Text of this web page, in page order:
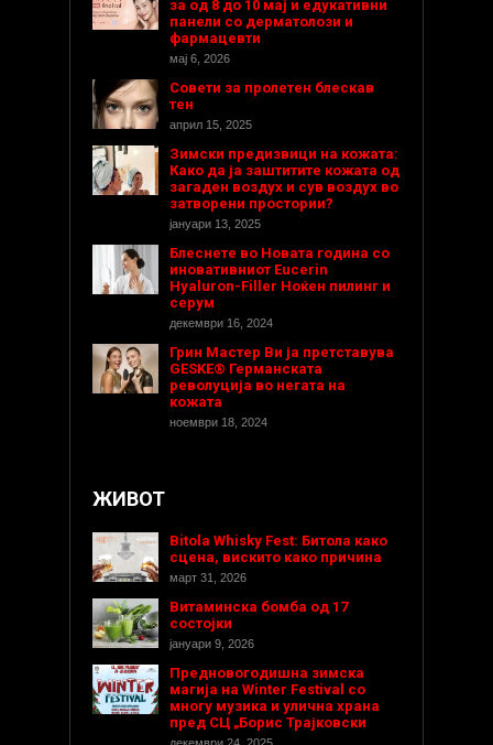
за од 8 до 10 мај и едукативни
панели со дерматолози и
фармацевти
мај 6, 2026
Совети за пролетен блескав
тен
април 15, 2025
Зимски предизвици на кожата:
Како да ја заштитите кожата од
загаден воздух и сув воздух во
затворени простории?
јануари 13, 2025
Блеснете во Новата година со
иновативниот Eucerin
Hyaluron-Filler Ноќен пилинг и
серум
декември 16, 2024
Грин Мастер Ви ја претставува
GESKE® Германската
револуција во негата на
кожата
ноември 18, 2024
ЖИВОТ
Bitola Whisky Fest: Битола како
сцена, вискито како причина
март 31, 2026
Витаминска бомба од 17
состојки
јануари 9, 2026
Предновогодишнa зимска
магија на Winter Festival со
многу музика и улична храна
пред СЦ „Борис Трајковски